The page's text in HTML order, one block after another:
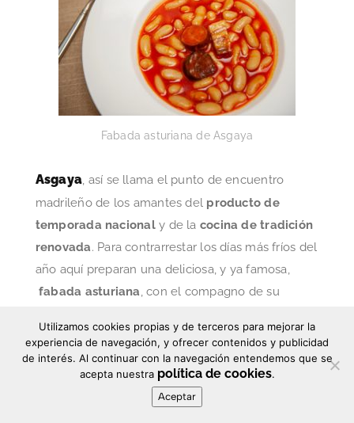
Fabada asturiana de Asgaya
Asgaya, así se llama el punto de encuentro
madrileño de los amantes del producto de
temporada nacionaly de la cocina de tradición
renovada. Para contrarrestar los días más fríos del
año aquí preparan una deliciosa, y ya famosa,
fabada asturiana, con el compagno de su
verdinas casi viudas con almejas y sepia
del
cantábrico, al estilo tradicional.
c/ Dr. Fleming, 52
Utilizamos cookies propias y de terceros para mejorar la
experiencia de navegación, y ofrecer contenidos y publicidad
de interés. Al continuar con la navegación entendemos que se
acepta nuestra política de cookies.
Aceptar